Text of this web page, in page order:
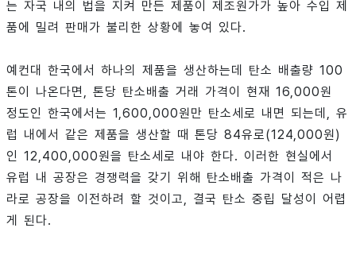
는 자국 내의 법을 지켜 만든 제품이 제조원가가 높아 수입 제
품에 밀려 판매가 불리한 상황에 놓여 있다.
예컨대 한국에서 하나의 제품을 생산하는데 탄소 배출량 100
톤이 나온다면, 톤당 탄소배출 거래 가격이 현재 16,000원
정도인 한국에서는 1,600,000원만 탄소세로 내면 되는데, 유
럽 내에서 같은 제품을 생산할 때 톤당 84유로(124,000원)
인 12,400,000원을 탄소세로 내야 한다. 이러한 현실에서
유럽 내 공장은 경쟁력을 갖기 위해 탄소배출 가격이 적은 나
라로 공장을 이전하려 할 것이고, 결국 탄소 중립 달성이 어렵
게 된다.